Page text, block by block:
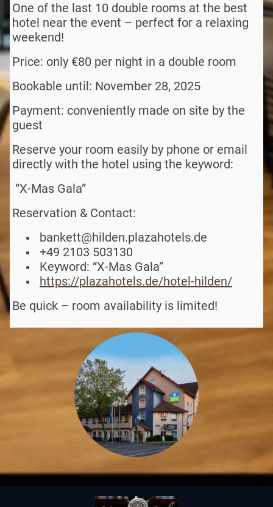
One of the last 10 double rooms at the best
hotel near the event – perfect for a relaxing
weekend!
Price: only €80 per night in a double room
Bookable until: November 28, 2025
Payment: conveniently made on site by the
guest
Reserve your room easily by phone or email
directly with the hotel using the keyword:
“X-Mas Gala”
Reservation & Contact:
bankett@hilden.plazahotels.de
+49 2103 503130
Keyword: “X-Mas Gala”
https://plazahotels.de/hotel-hilden/
Be quick – room availability is limited!